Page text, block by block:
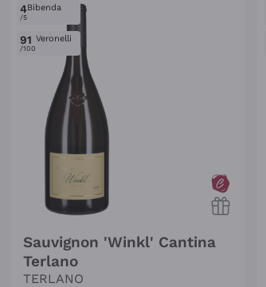
4
/5
Bibenda
91
/100
Veronelli
Sauvignon 'Winkl' Cantina
Terlano
TERLANO